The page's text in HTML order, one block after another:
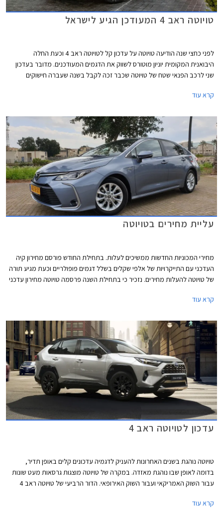
טויוטה ראב 4 המעודכן הגיע לישראל
לפני כחצי שנה הודיעה טויוטה על עדכון קל לטויוטה ראב 4 וכעת החלה
היבואנית המקומית יוניון מוטורס לשווק את הדגמים המעודכנים. מדובר בעדכון
שני לרכב הפנאי שטח של טויוטה שכבר זכה לקבל בשנה שעברה חישוקים
שכחת ילדים.
קרא עוד
עליית מחירים בטויוטה
מחירי המכוניות החדשות ממשיכים לעלות. בתחילת החודש פורסם מחירון קיה
העדכני עם התייקרויות של אלפי שקלים בשלל דגמים פופולריים וכעת מגיע תורה
של טויוטה להעלות מחירים. נזכיר כי בתחילת השנה פרסמה טויוטה מחירון עדכני
הודעה של היצרנית על פיה עקב עיכובים בשרשרת האספקה חלו שינויים
זמני ההמתנה לרכבים חדשים. שיווקה של טויוטה יאריס הופסק לפני מספר
חודשים בעוד דגמים נוספים לא יסופקו ללקוחות עד לסוף השנה.
קרא עוד
עדכון לטויוטה ראב 4
טויוטה נוהגת בשנים האחרונות להעניק לדגמיה עדכונים קלים באופן תדיר,
בדומה לאופן שבו נוהגת מאזדה. במקרה של טויוטה מוצגות גרסאות מעט שונות
עבור השוק האמריקאי ועבור השוק האירופאי. הדור הרביעי של טויוטה ראב 4
ולעדכון קליל שהעניק לו פנסים וחישוקים בעיצוב חדש, והגיע לישראל רק
קרא עוד